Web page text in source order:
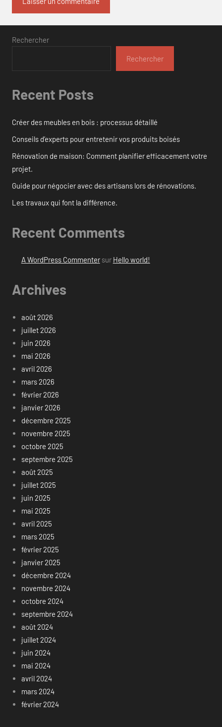
Rechercher
Rechercher
Recent Posts
Créer des meubles en bois : processus détaillé
Conseils d’experts pour entretenir vos produits boisés
Rénovation de maison: Comment planifier efficacement votre
projet.
Guide pour négocier avec des artisans lors de rénovations.
Les travaux qui font la différence.
Recent Comments
A WordPress Commentersur Hello world!
Archives
août 2026
juillet 2026
juin 2026
mai 2026
avril 2026
mars 2026
février 2026
janvier 2026
décembre 2025
novembre 2025
octobre 2025
septembre 2025
août 2025
juillet 2025
juin 2025
mai 2025
avril 2025
mars 2025
février 2025
janvier 2025
décembre 2024
novembre 2024
octobre 2024
septembre 2024
août 2024
juillet 2024
juin 2024
mai 2024
avril 2024
mars 2024
février 2024